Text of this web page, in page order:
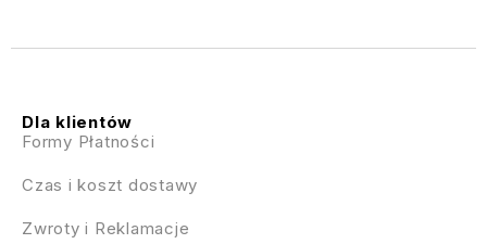
Dla klientów
Formy Płatności
Czas i koszt dostawy
Zwroty i Reklamacje